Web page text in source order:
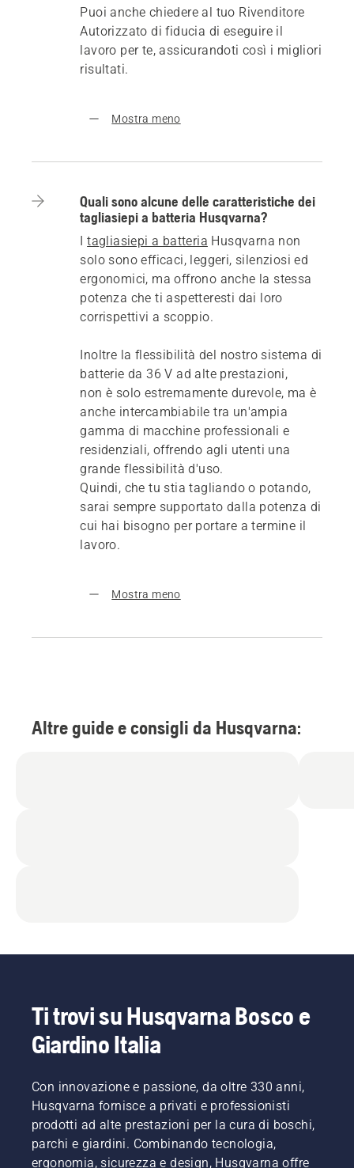
Puoi anche chiedere al tuo Rivenditore
Autorizzato di fiducia di eseguire il
lavoro per te, assicurandoti così i migliori
risultati.
Mostra meno
Quali sono alcune delle caratteristiche dei
tagliasiepi a batteria Husqvarna?
Itagliasiepi a batteria Husqvarna non
solo sono efficaci, leggeri, silenziosi ed
ergonomici, ma offrono anche la stessa
potenza che ti aspetteresti dai loro
corrispettivi a scoppio.
Inoltre la flessibilità del nostro sistema di
batterie da 36 V ad alte prestazioni,
non è solo estremamente durevole, ma è
anche intercambiabile tra un'ampia
gamma di macchine professionali e
residenziali, offrendo agli utenti una
grande flessibilità d'uso.
Quindi, che tu stia tagliando o potando,
sarai sempre supportato dalla potenza di
cui hai bisogno per portare a termine il
lavoro.
Mostra meno
Altre guide e consigli da Husqvarna:
Ti trovi su Husqvarna Bosco e
Giardino Italia
Con innovazione e passione, da oltre 330 anni,
Husqvarna fornisce a privati e professionisti
prodotti ad alte prestazioni per la cura di boschi,
parchi e giardini. Combinando tecnologia,
ergonomia, sicurezza e design, Husqvarna offre